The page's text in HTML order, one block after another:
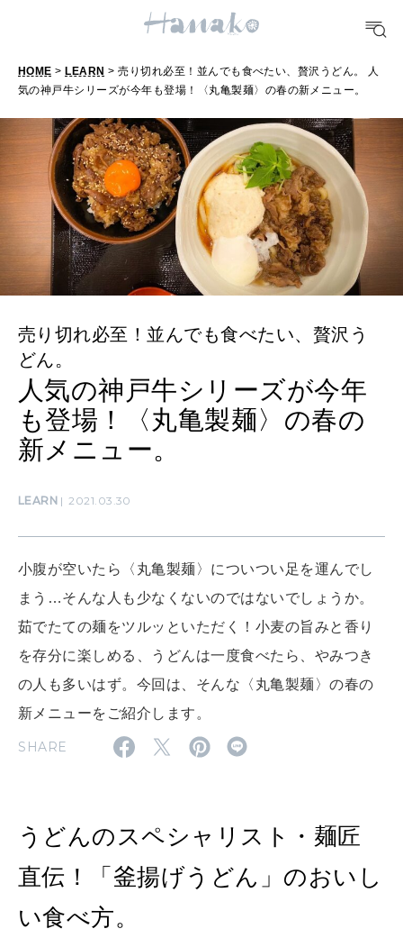
明日のわたし
[12星座別] Weekly Holoscope
[12星座別] Monthly Love Holoscope
女神まり愛のタロットメッセージ
算命学がわかる今月のあなた
HEALTH
自分にやさしく
LEARN
知る、考える
MAMA
ママもいろいろ
SUSTAINABLE
わたしができること
WORK&MONEY
MAGAZINE
2026年9月号「北海道 おいしく遊ぶ、夏のご褒美旅。」
2026年7月号「鎌倉 ローカルが 教えてくれた 本当の歩き方。」
2026年6月号「大銀座 トレンドが生まれる 新しい一流店へ。」
2026年5月号「“大好き”に出会いに。韓国」
MAGAZINE MOOK
HOME > LEARN > 売り切れ必至！並んでも食べたい、贅沢うどん。 人
気の神戸牛シリーズが今年も登場！〈丸亀製麺〉の春の新メニュー。
売り切れ必至！並んでも食べたい、贅沢う
どん。
人気の神戸牛シリーズが今年
も登場！〈丸亀製麺〉の春の
新メニュー。
LEARN 2021.03.30
小腹が空いたら〈丸亀製麺〉についつい足を運んでし
まう…そんな人も少なくないのではないでしょうか。
茹でたての麺をツルッといただく！小麦の旨みと香り
を存分に楽しめる、うどんは一度食べたら、やみつき
の人も多いはず。今回は、そんな〈丸亀製麺〉の春の
新メニューをご紹介します。
SHARE
うどんのスペシャリスト・麺匠
直伝！「釜揚げうどん」のおいし
い食べ方。